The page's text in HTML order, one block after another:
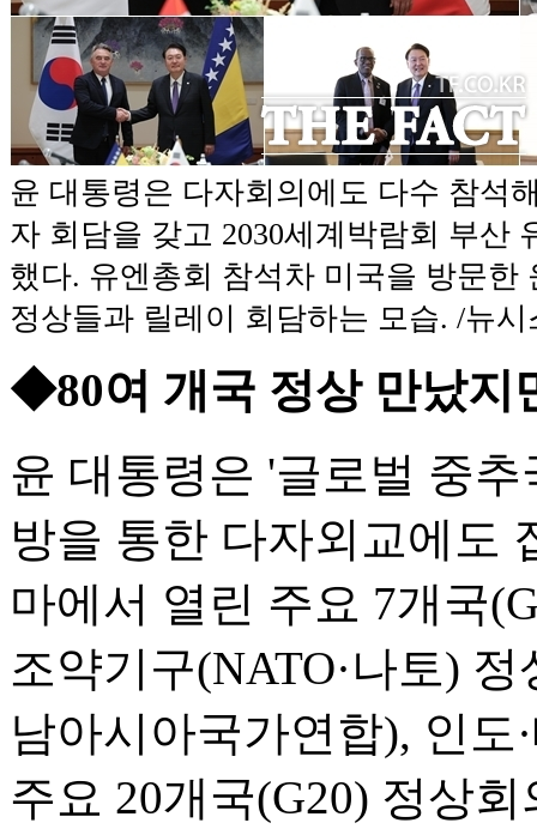
윤 대통령은 다자회의에도 다수 참석
자 회담을 갖고 2030세계박람회 부산
했다. 유엔총회 참석차 미국을 방문한
정상들과 릴레이 회담하는 모습. /뉴시
◆80여 개국 정상 만났지
윤 대통령은 '글로벌 중
방을 통한 다자외교에도
마에서 열린 주요 7개국
조약기구(NATO·나토)
남아시아국가연합), 인도
주요 20개국(G20) 정상